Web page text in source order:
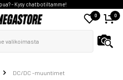
- Kysy chatbotiltamme!
0 0
DC/DC -muuntimet